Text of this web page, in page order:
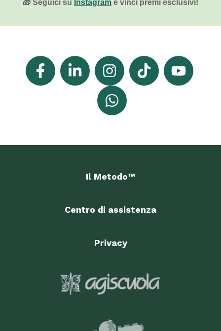
🎁 Seguici su Instagram e vinci premi esclusivi!
Facebook
F
LinkedIn
In
Instagram TikTok YouTube
What's
App
Il Metodo™
Centro di assistenza
Privacy